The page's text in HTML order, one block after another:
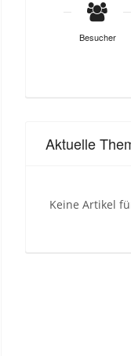
Besucher
Aktuelle
Keine Artikel